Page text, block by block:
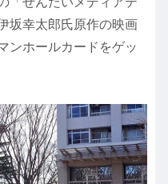
坂幸太郎氏原作の映画
ンホールカードをゲッ